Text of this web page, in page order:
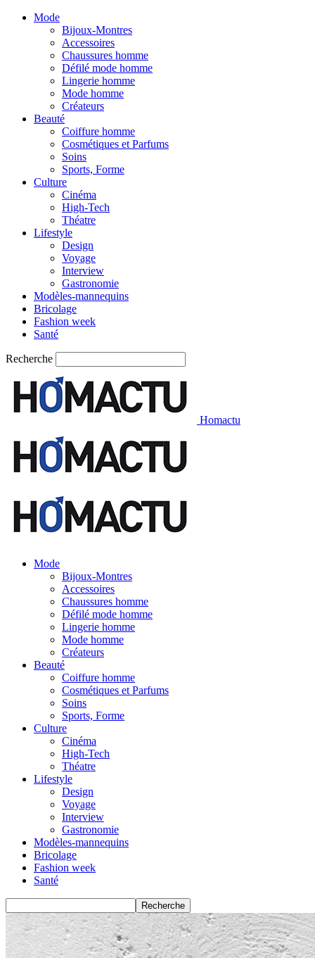
Mode
Bijoux-Montres
Accessoires
Chaussures homme
Défilé mode homme
Lingerie homme
Mode homme
Créateurs
Beauté
Coiffure homme
Cosmétiques et Parfums
Soins
Sports, Forme
Culture
Cinéma
High-Tech
Théatre
Lifestyle
Design
Voyage
Interview
Gastronomie
Modèles-mannequins
Bricolage
Fashion week
Santé
Recherche
Homactu
Mode
Bijoux-Montres
Accessoires
Chaussures homme
Défilé mode homme
Lingerie homme
Mode homme
Créateurs
Beauté
Coiffure homme
Cosmétiques et Parfums
Soins
Sports, Forme
Culture
Cinéma
High-Tech
Théatre
Lifestyle
Design
Voyage
Interview
Gastronomie
Modèles-mannequins
Bricolage
Fashion week
Santé